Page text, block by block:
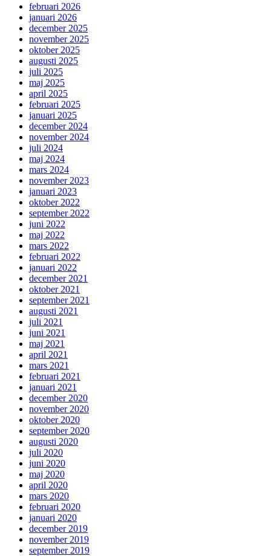
februari 2026
januari 2026
december 2025
november 2025
oktober 2025
augusti 2025
juli 2025
maj 2025
april 2025
februari 2025
januari 2025
december 2024
november 2024
juli 2024
maj 2024
mars 2024
november 2023
januari 2023
oktober 2022
september 2022
juni 2022
maj 2022
mars 2022
februari 2022
januari 2022
december 2021
oktober 2021
september 2021
augusti 2021
juli 2021
juni 2021
maj 2021
april 2021
mars 2021
februari 2021
januari 2021
december 2020
november 2020
oktober 2020
september 2020
augusti 2020
juli 2020
juni 2020
maj 2020
april 2020
mars 2020
februari 2020
januari 2020
december 2019
november 2019
september 2019